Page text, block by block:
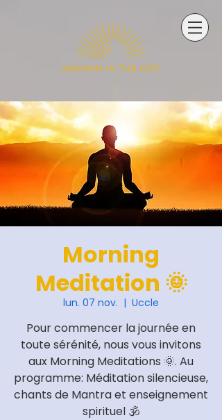
Morning
Meditation 🌞
lun. 07 nov.
  |
Uccle
Pour commencer la journée en
toute sérénité, nous vous invitons
aux Morning Meditations 🌞. Au
programme: Méditation silencieuse,
chants de Mantra et enseignement
spirituel 🕉